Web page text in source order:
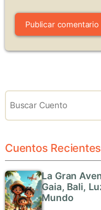
Cuentos Recientes
La Gran
Gaia, Bali,
Mundo